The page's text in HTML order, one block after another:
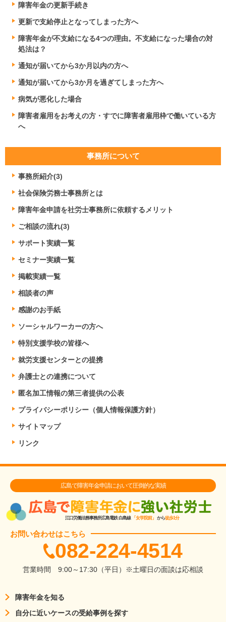
障害年金の更新手続き
更新で支給停止となってしまった方へ
障害年金が不支給になる4つの理由。不支給になった場合の対
処法は？
通知が届いてから3か月以内の方へ
通知が届いてから3か月を過ぎてしまった方へ
病気が悪化した場合
障害者雇用をお考えの方・すでに障害者雇用枠で働いている方
へ
事務所について
事務所紹介(3)
社会保険労務士事務所とは
障害年金申請を社労士事務所に依頼するメリット
ご相談の流れ(3)
サポート実績一覧
セミナー実績一覧
掲載実績一覧
相談者の声
感謝のお手紙
ソーシャルワーカーの方へ
特別支援学校の皆様へ
就労支援センターとの提携
弁護士との連携について
匿名加工情報の第三者提供の公表
プライバシーポリシー（個人情報保護方針）
サイトマップ
リンク
広島で障害年金申請において圧倒的な実績
江口労働法務事務所広島電鉄 白島線 「女学院前」 から徒歩1分
お問い合わせはこちら
082-224-4514
営業時間 9:00～17:30（平日） ※土曜日の面談は応相談
障害年金を知る
自分に近いケースの受給事例を探す